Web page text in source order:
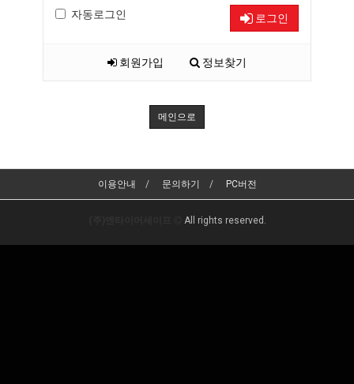
자동로그인 로그인
회원가입 정보찾기
메인으로
이용안내 문의하기 PC버전
All rights reserved.